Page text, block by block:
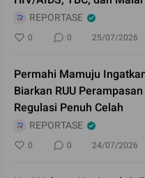
REPORTASE
0 0 25/07/2026
Permahi Mamuju
Biarkan RUU
Regulasi Penuh Celah
REPORTASE
0 0 24/07/2026